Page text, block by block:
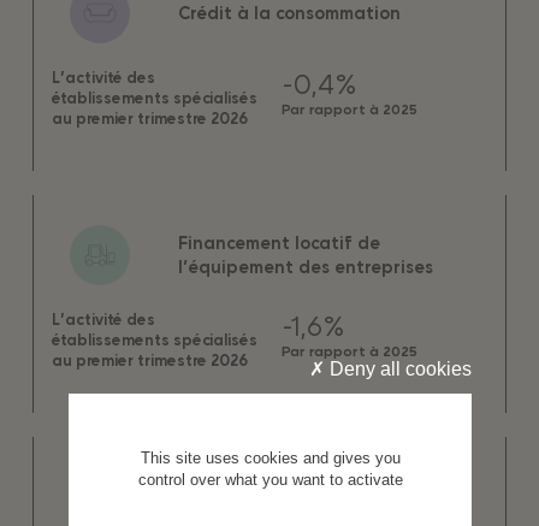
Crédit à la consommation
L’activité des
établissements spécialisés
au premier trimestre 2026
-0,4%
Par rapport à 2025
Financement locatif de
l’équipement des entreprises
L’activité des
établissements spécialisés
au premier trimestre 2026
-1,6%
Par rapport à 2025
Affacturage
This site uses cookies and gives you
control over what you want to activate
Deny all cookies